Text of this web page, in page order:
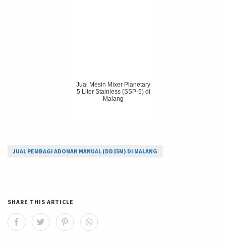
Jual Mesin Mixer Planetary
5 Liter Stainless (SSP-5) di
Malang
JUAL PEMBAGI ADONAN MANUAL (DD15M) DI MALANG
SHARE THIS ARTICLE